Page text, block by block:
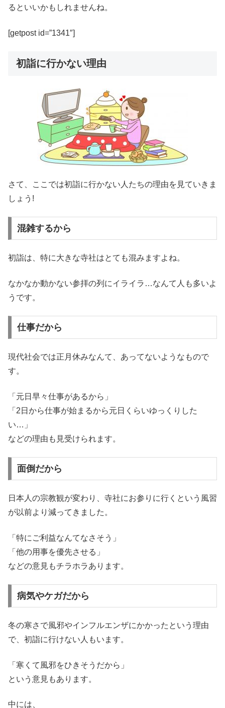
るといいかもしれませんね。
[getpost id=”1341″]
初詣に行かない理由
さて、ここでは初詣に行かない人たちの理由を見ていきま
しょう!
混雑するから
初詣は、特に大きな寺社はとても混みますよね。
なかなか動かない参拝の列にイライラ…なんて人も多いよ
うです。
仕事だから
現代社会では正月休みなんて、あってないようなもので
す。
「元日早々仕事があるから」
「2日から仕事が始まるから元日くらいゆっくりした
い…」
などの理由も見受けられます。
面倒だから
日本人の宗教観が変わり、寺社にお参りに行くという風習
が以前より減ってきました。
「特にご利益なんてなさそう」
「他の用事を優先させる」
などの意見もチラホラあります。
病気やケガだから
冬の寒さで風邪やインフルエンザにかかったという理由
で、初詣に行けない人もいます。
「寒くて風邪をひきそうだから」
という意見もあります。
中には、